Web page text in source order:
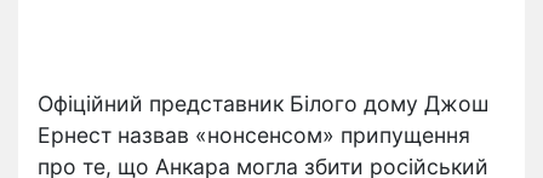
Офіційний представник Білого дому Джош
Ернест назвав «нонсенсом» припущення
про те, що Анкара могла збити російський